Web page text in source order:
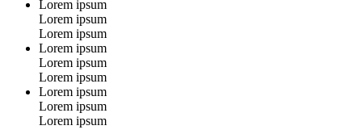
Lorem ipsum
Lorem ipsum
Lorem ipsum
Lorem ipsum
Lorem ipsum
Lorem ipsum
Lorem ipsum
Lorem ipsum
Lorem ipsum